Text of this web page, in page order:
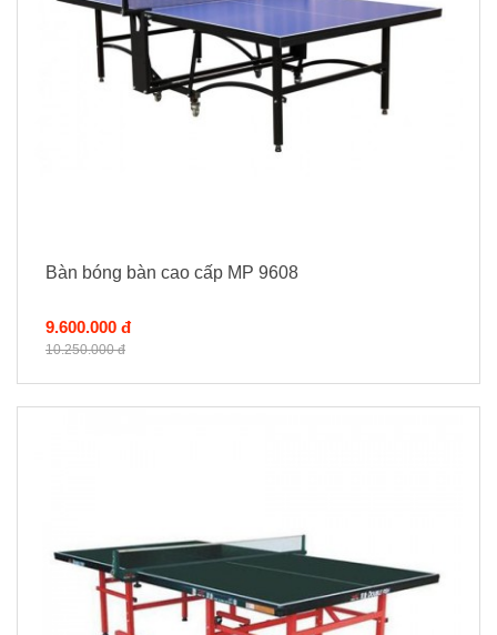
Bàn bóng bàn cao cấp MP 9608
9.600.000 đ
10.250.000 đ